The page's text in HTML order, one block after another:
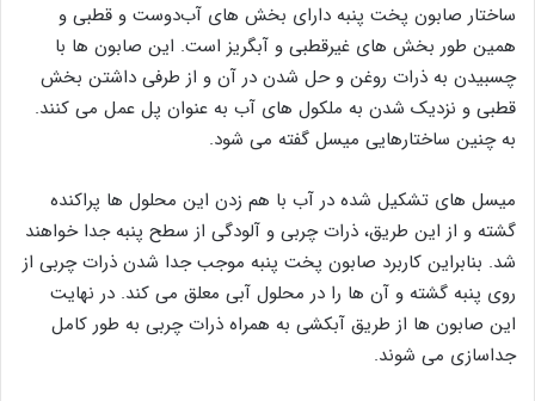
ساختار صابون پخت پنبه دارای بخش های آب‌دوست و قطبی و
همین طور بخش های غیرقطبی و آبگریز است. این صابون ها با
چسبیدن به ذرات روغن و حل شدن در آن و از طرفی داشتن بخش
قطبی و نزدیک شدن به ملکول های آب به عنوان پل عمل می کنند.
به چنین ساختارهایی میسل گفته می شود.
میسل های تشکیل شده در آب با هم زدن این محلول ها پراکنده
گشته و از این طریق، ذرات چربی و آلودگی از سطح پنبه جدا خواهند
شد. بنابراین کاربرد صابون پخت پنبه موجب جدا شدن ذرات چربی از
روی پنبه گشته و آن ها را در محلول آبی معلق می کند. در نهایت
این صابون ها از طریق آبکشی به همراه ذرات چربی به طور کامل
جداسازی می شوند.